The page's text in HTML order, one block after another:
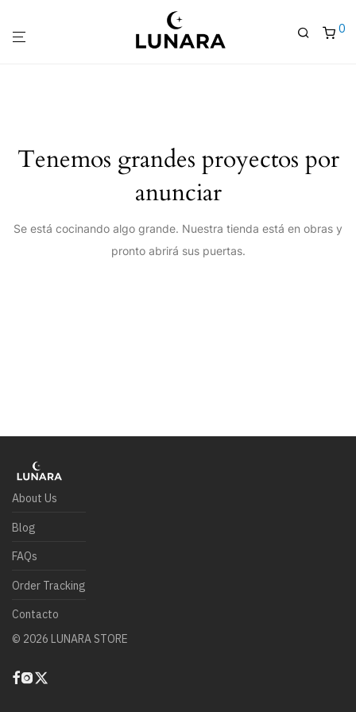
0
Tenemos grandes proyectos por
anunciar
Se está cocinando algo grande. Nuestra tienda está en obras y
pronto abrirá sus puertas.
About Us
Blog
FAQs
Order Tracking
Contacto
© 2026 LUNARA STORE